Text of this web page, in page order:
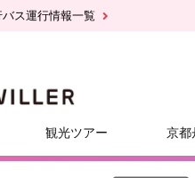
ス運行情報一覧
観光ツアー 京都